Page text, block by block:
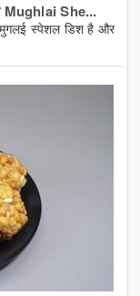
Mughlai She...
स्पेशल डिश है और